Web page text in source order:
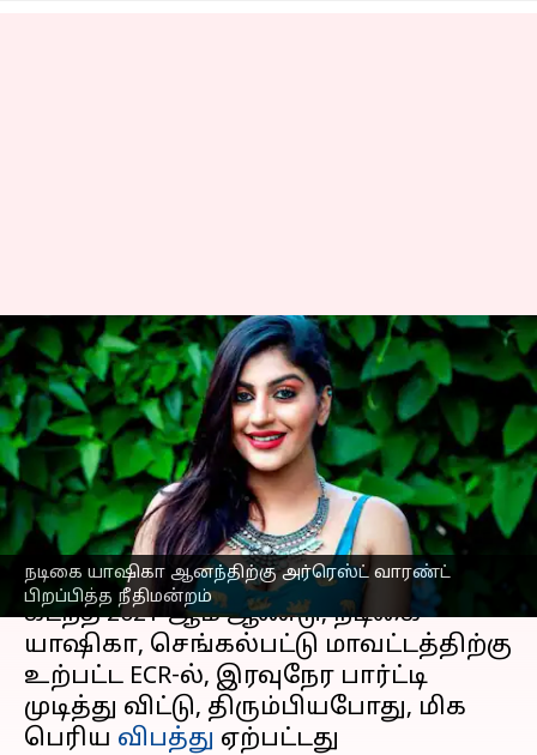
நடிகை யாஷிகா ஆனந்திற்கு அர்ரெஸ்ட் வாரண்ட்
பிறப்பித்த நீதிமன்றம்
யாஷிகாவிற்கு பிடி
வாரண்ட் விதித்த
செங்கல்பட்டு நீதிமன்றம்;
ரசிகர்கள் அதிர்ச்சி
எழுதியவர் Venkatalakshmi V Mar 23, 2023 06:36 pm
செய்தி முன்னோட்டம்
கடந்த 2021-ஆம் ஆண்டு, நடிகை
யாஷிகா, செங்கல்பட்டு மாவட்டத்திற்கு
உற்பட்ட ECR-ல், இரவுநேர பார்ட்டி
முடித்து விட்டு, திரும்பியபோது, மிக
பெரிய விபத்து ஏற்பட்டது